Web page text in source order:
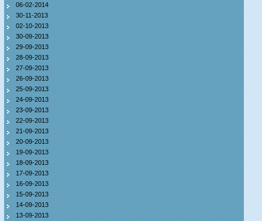
06-02-2014
30-11-2013
02-10-2013
30-09-2013
29-09-2013
28-09-2013
27-09-2013
26-09-2013
25-09-2013
24-09-2013
23-09-2013
22-09-2013
21-09-2013
20-09-2013
19-09-2013
18-09-2013
17-09-2013
16-09-2013
15-09-2013
14-09-2013
13-09-2013